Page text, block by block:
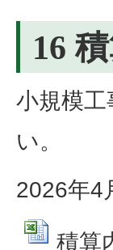
16
小規模
い。
2026年4
積算